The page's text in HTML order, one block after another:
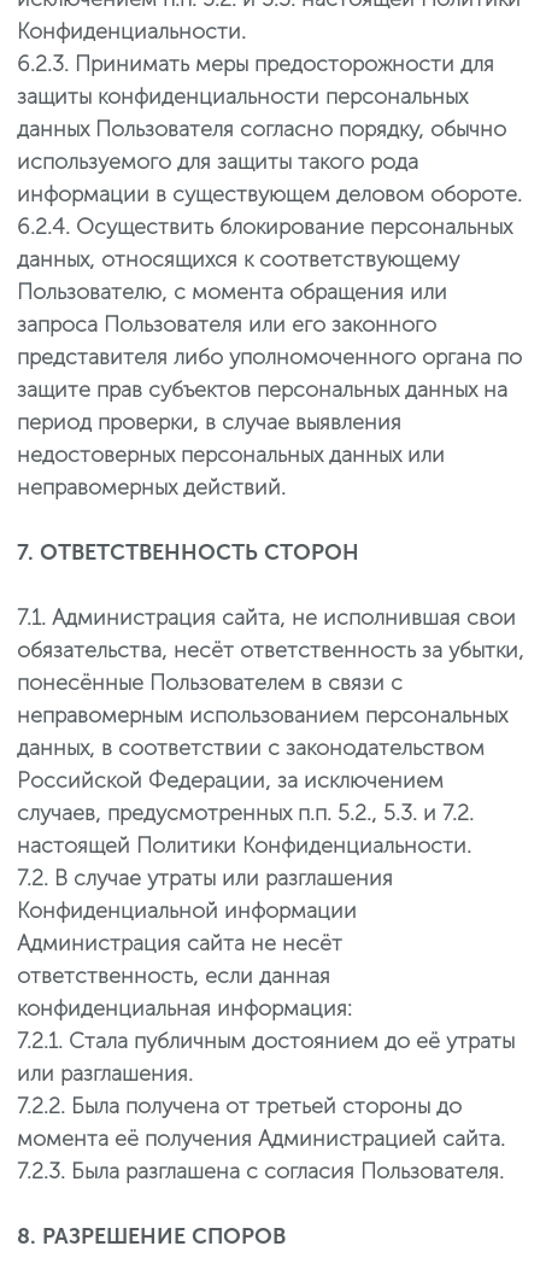
Конфиденциальности.
6.2.3. Принимать меры предосторожности для
защиты конфиденциальности персональных
данных Пользователя согласно порядку, обычно
используемого для защиты такого рода
информации в существующем деловом обороте.
6.2.4. Осуществить блокирование персональных
данных, относящихся к соответствующему
Пользователю, с момента обращения или
запроса Пользователя или его законного
представителя либо уполномоченного органа по
защите прав субъектов персональных данных на
период проверки, в случае выявления
недостоверных персональных данных или
неправомерных действий.
7. ОТВЕТСТВЕННОСТЬ СТОРОН
7.1. Администрация сайта, не исполнившая свои
обязательства, несёт ответственность за убытки,
понесённые Пользователем в связи с
неправомерным использованием персональных
данных, в соответствии с законодательством
Российской Федерации, за исключением
случаев, предусмотренных п.п. 5.2., 5.3. и 7.2.
настоящей Политики Конфиденциальности.
7.2. В случае утраты или разглашения
Конфиденциальной информации
Администрация сайта не несёт
ответственность, если данная
конфиденциальная информация:
7.2.1. Стала публичным достоянием до её утраты
или разглашения.
7.2.2. Была получена от третьей стороны до
момента её получения Администрацией сайта.
7.2.3. Была разглашена с согласия Пользователя.
8. РАЗРЕШЕНИЕ СПОРОВ